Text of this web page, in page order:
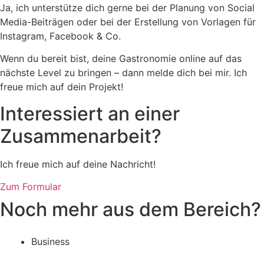
Ja, ich unterstütze dich gerne bei der Planung von Social
Media-Beiträgen oder bei der Erstellung von Vorlagen für
Instagram, Facebook & Co.
Wenn du bereit bist, deine Gastronomie online auf das
nächste Level zu bringen – dann melde dich bei mir. Ich
freue mich auf dein Projekt!
Interessiert an einer
Zusammenarbeit?
Ich freue mich auf deine Nachricht!
Zum Formular
Noch mehr aus dem Bereich?
Business